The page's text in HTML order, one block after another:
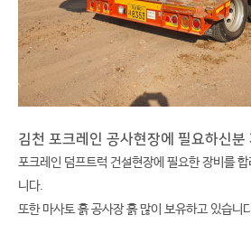
김천 포크레인 공사현장에 필요하신분
포크레인 덤프트럭 건설현장에 필요한 장비를
니다.
또한 마사토 흙 공사장 흙 많이 보유하고 있습니